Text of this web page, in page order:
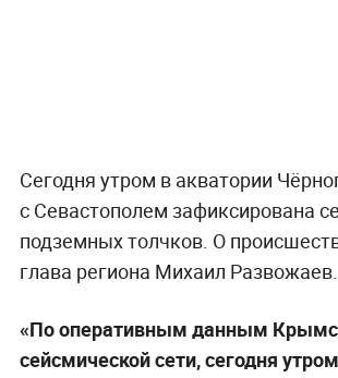
Сегодня утром в акватории
с Севастополем зафиксирована
подземных толчков. О
глава региона Михаил Развожаев.
«По оперативным данным
сейсмической сети, сегодня